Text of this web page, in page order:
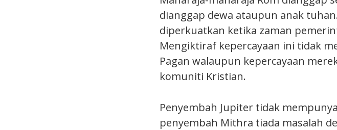
dianggap dewa ataupun anak
diperkuatkan ketika zaman
Mengiktiraf kepercayaan ini tidak
Pagan walaupun kepercayaan
komuniti Kristian.
Penyembah Jupiter tidak
penyembah Mithra tiada masalah